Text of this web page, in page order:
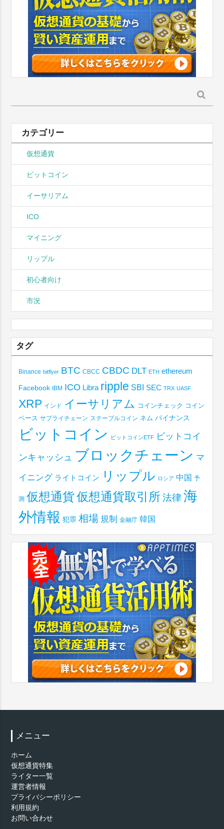
索:
カテゴリー
仮想通貨
ビットコイン
イーサリアム
ICO
マイニング
リップル
初心者向け
市況
タグ
Binance bitflyer BTC CBCC CBDC DLT ETH ethereum
Facebook IBM ICO Libra ripple SBI SEC TRX UASF
XRP インド イーサリアム コインチェック コイン
ベース サプライチェーン ステーブルコイン ネム バイナンス
ビットコイン ビットコインETF ビットコイ
ンキャッシュ ブロックチェーン マ
イニング ライトコイン リップル ロシア 中国 予
測 仮想通貨仮想通貨取引所 法律 海
外情報 犯罪 相場 規制 金融庁 韓国
メニュー
ホーム
仮想通貨特集
ライター一覧
運営者情報
プライバシーポリシー
利用規約
お問い合わせ